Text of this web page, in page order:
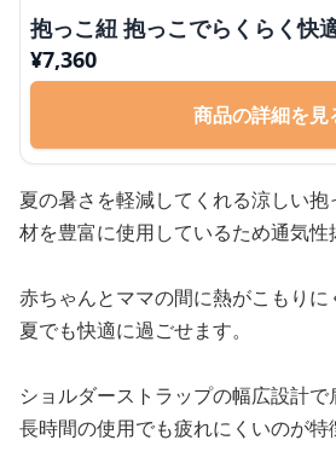
抱っこ紐 抱っこでらくらく快
¥7,360
商品の詳細を見
夏の暑さを軽減してくれる涼しい
材を豊富に使用しているため通気性
赤ちゃんとママの間に熱がこもり
夏でも快適に過ごせます。
ショルダーストラップの幅広設計で
長時間の使用でも疲れにくいのが特